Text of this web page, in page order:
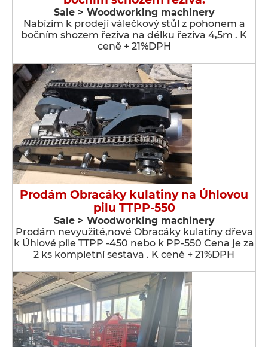
Sale > Woodworking machinery
Nabízím k prodeji válečkový stůl z pohonem a
bočním shozem řeziva na délku řeziva 4,5m . K
ceně + 21%DPH
Prodám Obracáky kulatiny na Úhlovou
pilu TTPP-550
Sale > Woodworking machinery
Prodám nevyužité,nové Obracáky kulatiny dřeva
k Úhlové pile TTPP -450 nebo k PP-550 Cena je za
2 ks kompletní sestava . K ceně + 21%DPH